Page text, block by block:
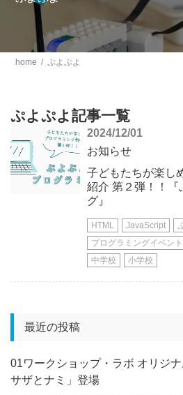
home /ぷよぷよ
ぷよぷよ記事一覧
2024/12/01
お知らせ
子どもたちが楽し
紹介 第２弾！！『
グ』
HTML JavaScript
プログラミングイベント
中学校
小学校
最近の投稿
01ワークショップ・ラボ オリジ
サザとナミ」登場